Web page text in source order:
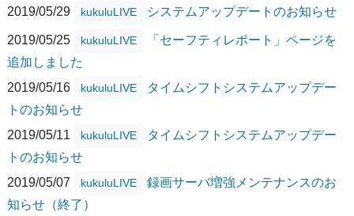
2019/05/29
kukuluLIVE システムアップデートのお知らせ
2019/05/25 kukuluLIVE
「セーフティレポート」ページを
追加しました
2019/05/16
kukuluLIVE
タイムシフトシステムアップデー
トのお知らせ
2019/05/11
kukuluLIVE
タイムシフトシステムアップデー
トのお知らせ
2019/05/07
kukuluLIVE
録画サーバ増強メンテナンスのお
知らせ（終了）